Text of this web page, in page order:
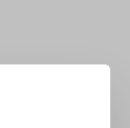
the box: